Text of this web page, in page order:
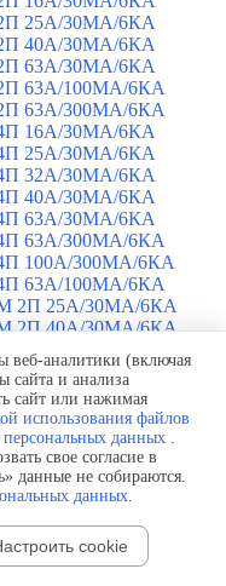
25А/30МА/6КА
40А/30МА/6КА
63А/30МА/6КА
63А/100МА/6КА
63А/300МА/6КА
16А/30МА/6КА
25А/30МА/6КА
32А/30МА/6КА
40А/30МА/6КА
63А/30МА/6КА
63А/300МА/6КА
100А/300МА/6КА
63А/100MA/6КА
2П 25А/30МА/6КА
2П 40А/30МА/6КА
M 2П 63А/300МА/6КА
▼
1П 2А
1П 3А
1П 4А
1П 6А
1П 10А
1П 16А
1П 20А
1П 25А
1П 32А
веб-аналитики (включая
сайта и анализа
сайт или нажимая
использования файлов
персональных данных .
свое согласие в
данные не собираются.
данных.
cookie